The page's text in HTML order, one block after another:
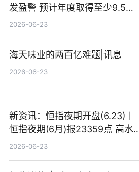
发盈警 预计年度取得至少9.5亿
港元的亏损 同比盈转亏
2026-06-23
海天味业的两百亿难题|讯息
2026-06-23
新资讯：恒指夜期开盘(6.23)︱
恒指夜期(6月)报23359点 高水
23点
2026-06-23